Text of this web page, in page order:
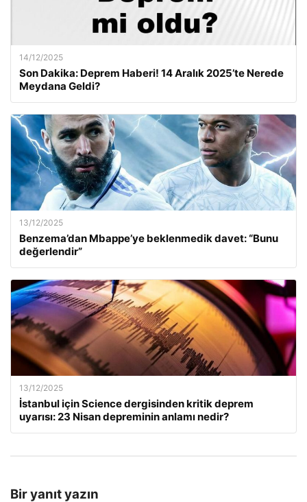
14/12/2025
Son Dakika: Deprem Haberi! 14 Aralık 2025’te Nerede
Meydana Geldi?
13/12/2025
Benzema’dan Mbappe’ye beklenmedik davet: “Bunu
değerlendir”
13/12/2025
İstanbul için Science dergisinden kritik deprem
uyarısı: 23 Nisan depreminin anlamı nedir?
Bir yanıt yazın